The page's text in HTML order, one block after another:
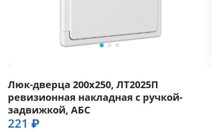
Люк-дверца 200х250, ЛТ2025П
ревизионная накладная с ручкой-
задвижкой, АБС
221 ₽